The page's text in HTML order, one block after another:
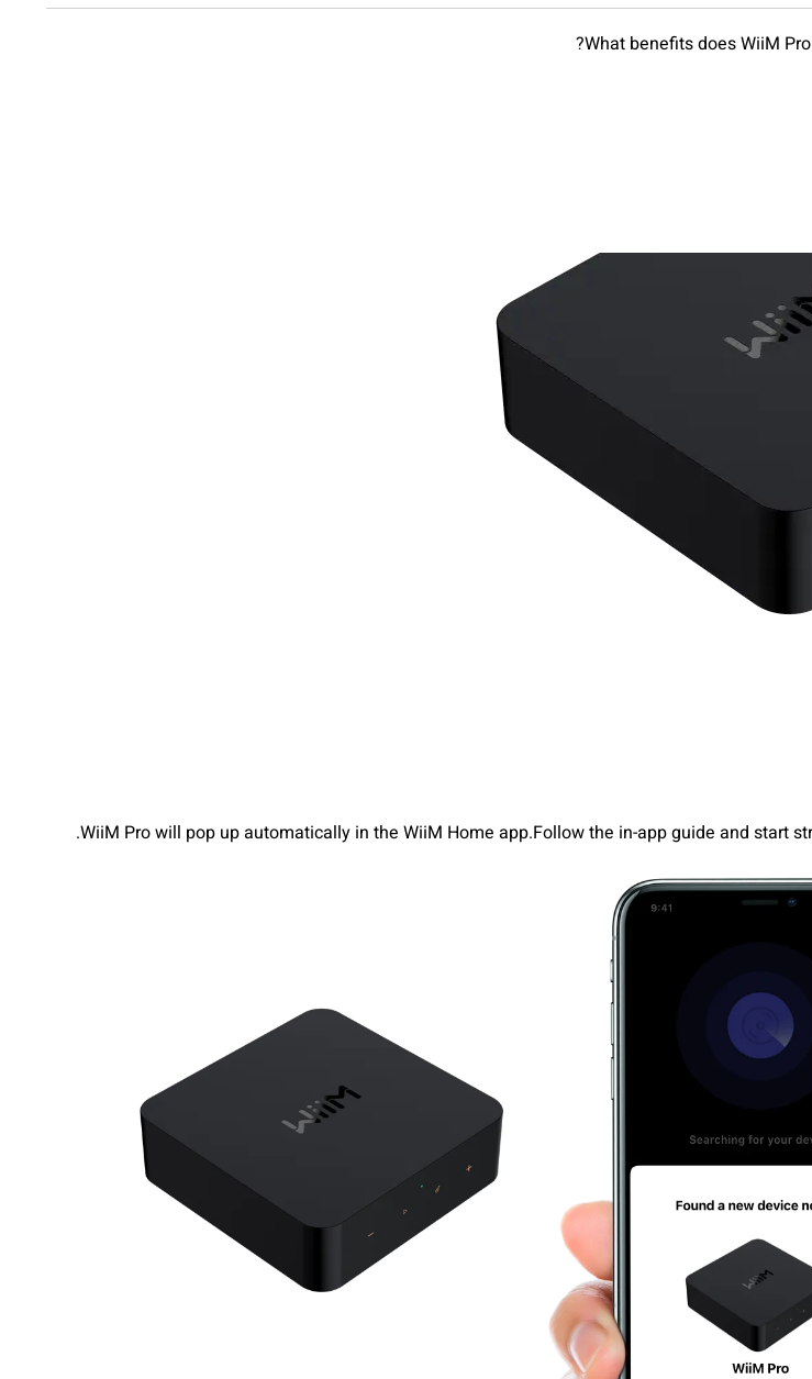
What benefits does WiiM
WiiM Pro will pop up automatically in the WiiM Home app.Follow the in-app guide and start